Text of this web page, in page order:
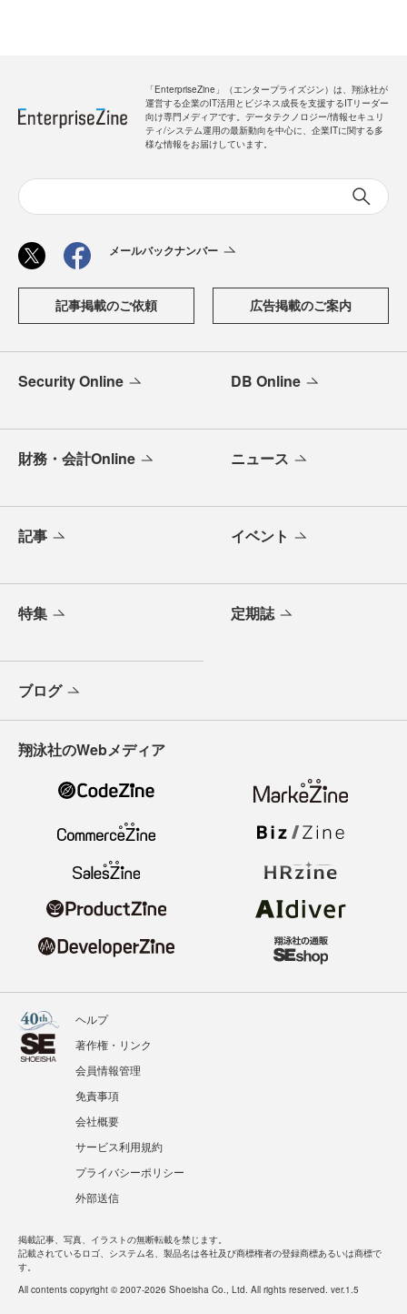
「EnterpriseZine」（エンタープライズジン）は、翔泳社が
運営する企業のIT活用とビジネス成長を支援するITリーダー
向け専門メディアです。データテクノロジー/情報セキュリ
ティ/システム運用の最新動向を中心に、企業ITに関する多
様な情報をお届けしています。
メールバックナンバー
記事掲載のご依頼 広告掲載のご案内
Security Online DB Online
財務・会計Online ニュース
記事 イベント
特集 定期誌
ブログ
翔泳社のWebメディア
ヘルプ
著作権・リンク
会員情報管理
免責事項
会社概要
サービス利用規約
プライバシーポリシー
外部送信
掲載記事、写真、イラストの無断転載を禁じます。
記載されているロゴ、システム名、製品名は各社及び商標権者の登録商標あるいは商標で
す。
All contents copyright © 2007-2026 Shoeisha Co., Ltd. All rights reserved. ver.1.5